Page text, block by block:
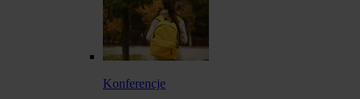
Konferencje